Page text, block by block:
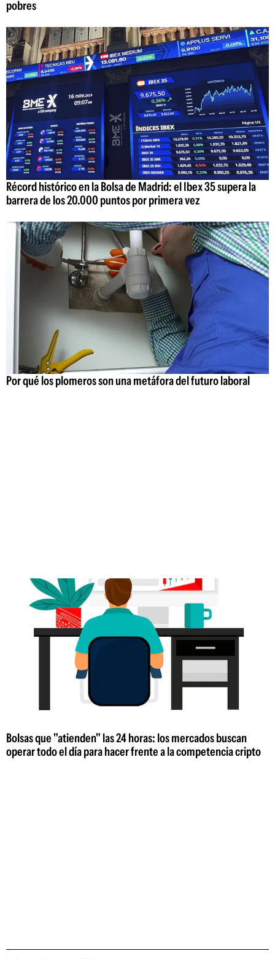
pobres
Récord histórico en la Bolsa de Madrid: el Ibex 35 supera la
barrera de los 20.000 puntos por primera vez
Por qué los plomeros son una metáfora del futuro laboral
Bolsas que "atienden" las 24 horas: los mercados buscan
operar todo el día para hacer frente a la competencia cripto